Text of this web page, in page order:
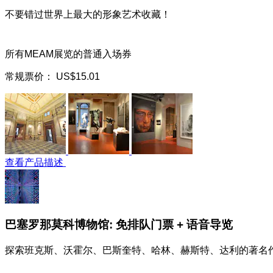
不要错过世界上最大的形象艺术收藏！
所有MEAM展览的普通入场券
常规票价： US$15.01
查看产品描述
巴塞罗那莫科博物馆: 免排队门票 + 语音导览
探索班克斯、沃霍尔、巴斯奎特、哈林、赫斯特、达利的著名